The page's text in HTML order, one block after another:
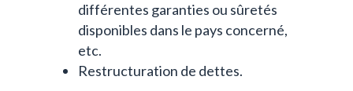
différentes garanties ou sûretés
disponibles dans le pays concerné,
etc.
Restructuration de dettes.